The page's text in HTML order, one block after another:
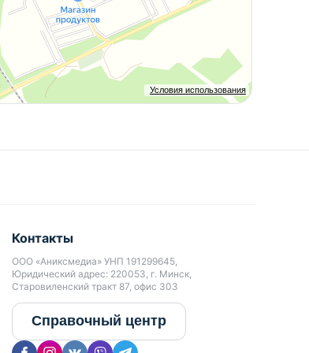
Условия использования
Контакты
ООО «Аниксмедиа» УНП 191299645,
Юридический адрес: 220053, г. Минск,
Старовиленский тракт 87, офис 303
Справочный центр